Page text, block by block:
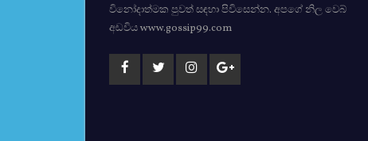
විනෝදාත්මක පුවත් සඳහා පිවිසෙන්න. අපගේ නිල වෙබ්
අඩවිය www.gossip99.com